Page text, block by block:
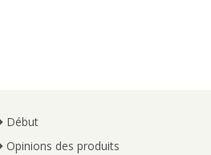
Début
Opinions des produits